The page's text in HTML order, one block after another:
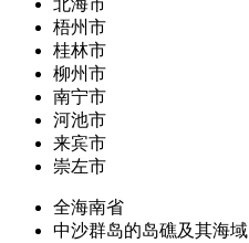
北海市
梧州市
桂林市
柳州市
南宁市
河池市
来宾市
崇左市
全海南省
中沙群岛的岛礁及其海域